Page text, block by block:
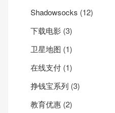
Shadowsocks (12)
下载电影 (3)
卫星地图 (1)
在线支付 (1)
挣钱宝系列 (3)
教育优惠 (2)